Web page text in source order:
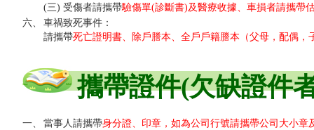
(三) 受傷者請攜帶驗傷單(診斷書)及醫療收據、車損者請攜帶
六、
車禍致死事件：
請攜帶死亡證明書、除戶謄本、全戶戶籍謄本（父母，配偶，
攜帶證件(欠缺證件
一、 當事人請攜帶身分證、印章，如為公司行號請攜帶公司大小